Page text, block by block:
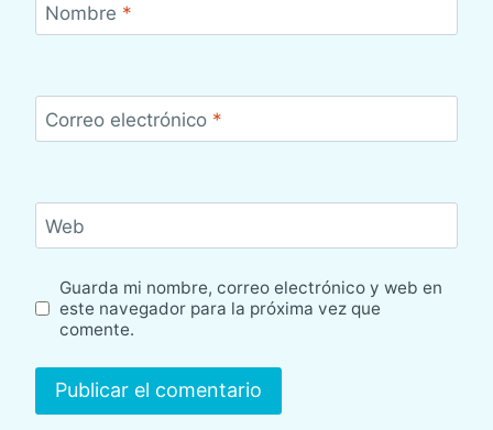
Nombre *
Correo electrónico *
Web
Guarda mi nombre, correo electrónico y web en
este navegador para la próxima vez que
comente.